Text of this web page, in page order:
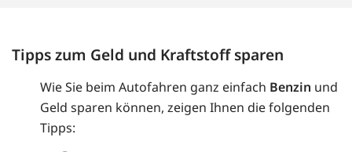
Tipps zum Geld und Kraftstoff sparen
Wie Sie beim Autofahren ganz einfach Benzin und
Geld sparen können, zeigen Ihnen die folgenden
Tipps: